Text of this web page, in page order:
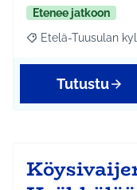
Etenee jatkoon
Rajaa tulokset
Etelä-Tuusulan
Tutustu